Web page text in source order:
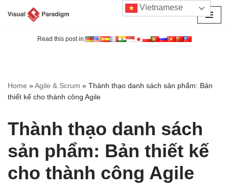
Read this post in:
Home »Agile & Scrum » Thành thạo danh sách sản phẩm: Bản
thiết kế cho thành công Agile
Thành thạo danh sách
sản phẩm: Bản thiết kế
cho thành công Agile
Vietnamese